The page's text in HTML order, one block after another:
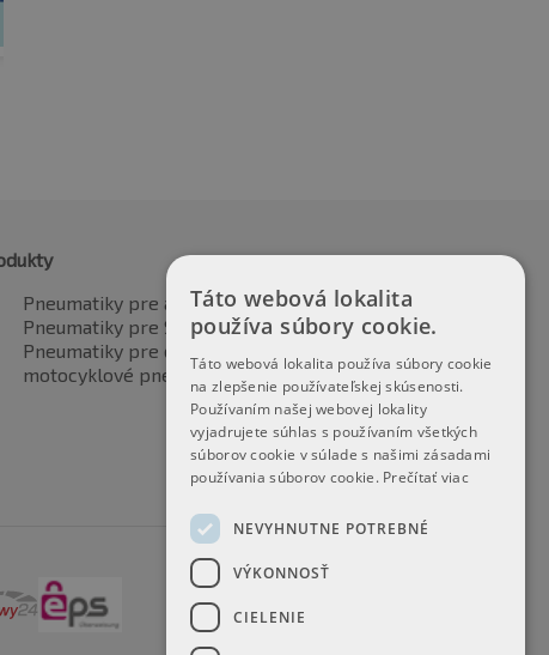
Pneumatiky pre automobily
Pneumatiky pre SUV / 4x4
Pneumatiky pre dodávku
motocyklové pneumatiky
Táto webová lokalita
používa súbory cookie.
Táto webová lokalita používa súbory cookie
na zlepšenie používateľskej skúsenosti.
Používaním našej webovej lokality
vyjadrujete súhlas s používaním všetkých
súborov cookie v súlade s našimi zásadami
používania súborov cookie. Prečítať viac
NEVYHNUTNE POTREBNÉ
VÝKONNOSŤ
CIELENIE